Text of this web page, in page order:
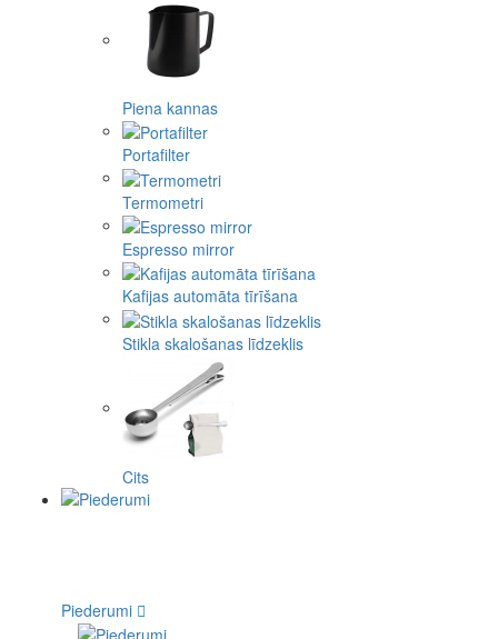
Piena kannas
Portafilter
Termometri
Espresso mirror
Kafijas automāta tīrīšana
Stikla skalošanas līdzeklis
Cits
Piederumi